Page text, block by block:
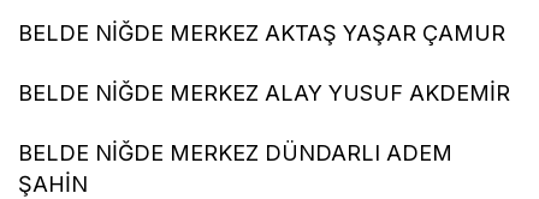
BELDE NİĞDE MERKEZ AKTAŞ YAŞAR ÇAMUR
BELDE NİĞDE MERKEZ ALAY YUSUF AKDEMİR
BELDE NİĞDE MERKEZ DÜNDARLI ADEM
ŞAHİN